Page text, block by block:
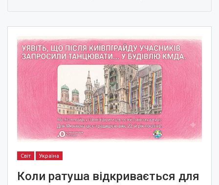
Світ Україна
Коли ратуша відкривається для